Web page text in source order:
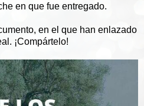
en que fue entregado.
en el que han enlazado
¡Compártelo!